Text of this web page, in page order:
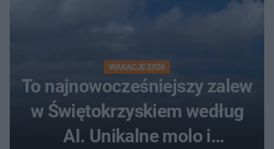
WAKACJE 2026
To najnowocześniejszy zalew
w Świętokrzyskiem według
AI. Unikalne molo i